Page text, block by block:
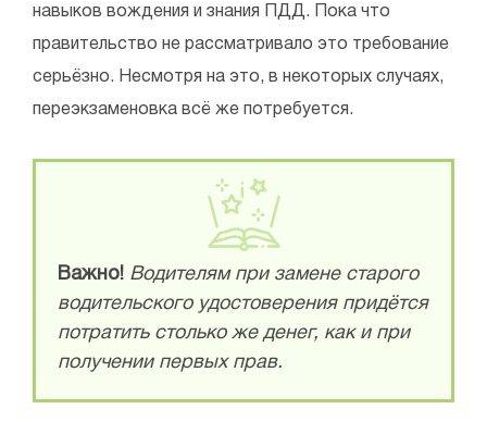
навыков вождения и знания ПДД. Пока что
правительство не рассматривало это требование
серьёзно. Несмотря на это, в некоторых случаях,
переэкзаменовка всё же потребуется.
Важно! Водителям при замене старого
водительского удостоверения придётся
потратить столько же денег, как и при
получении первых прав.